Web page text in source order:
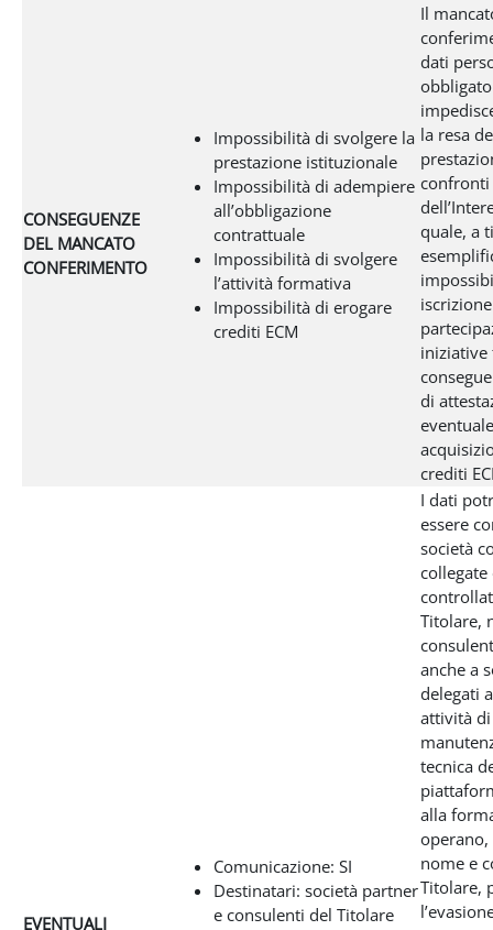
CONSEGUENZE
DEL MANCATO
CONFERIMENTO
Impossibilità di svolgere la
prestazione istituzionale
Impossibilità di adempiere
all’obbligazione
contrattuale
Impossibilità di svolgere
l’attività formativa
Impossibilità di erogare
crediti ECM
Il
dati
la resa
confronti
quale, a
di
eventuale
crediti
EVENTUALI
Comunicazione: SI
Destinatari: società partner
e consulenti del Titolare
I dati
essere
società
collegate
Titolare,
anche a
delegati
attività di
tecnica
alla
operano,
nome e
Titolare,